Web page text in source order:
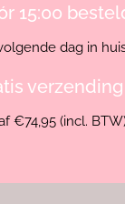
15:00
dag in
verzending
€74,95 (incl.